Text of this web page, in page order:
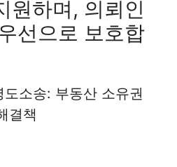
원하며, 의뢰인
선으로 보호합
소송: 부동산 소유권
결책